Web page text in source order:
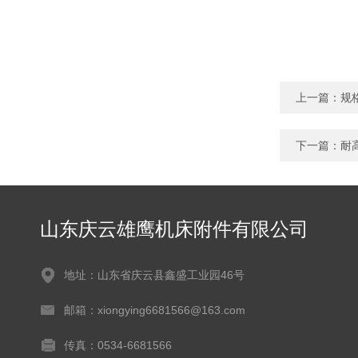
上一篇： 规
下一篇： 耐
山东庆云雄鹰机床附件有限公司
地址：山东省庆云县鑫盛工业园46号
邮箱：xiongying6681566@163.com
传真：0534-6681566